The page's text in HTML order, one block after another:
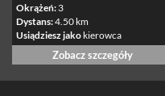
Okrążeń: 3
Dystans:4.50 km
Usiądziesz jako kierowca
Zobacz szczegóły